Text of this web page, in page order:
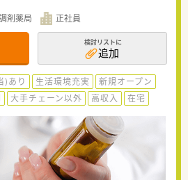
剤薬局 正社員
検討リストに
追加
)あり 生活環境充実
新規オープン
大手チェーン以外 高収入 在宅